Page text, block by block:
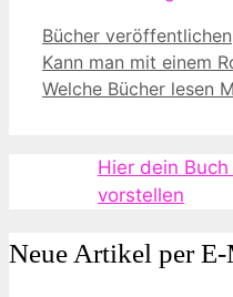
Kategorien
Bücher veröffentlichen
Kann man mit einem
Welche Bücher lesen
Hier dein
vorstellen
Neue Artikel per